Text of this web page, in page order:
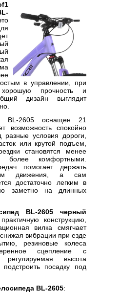
в управлении, при
прочность и
дизайн выглядит
BL-2605 оснащен 21
возможность спокойно
разные условия дороги,
или крутой подъем,
становятся менее
более комфортными.
помогает держать
движения, а сам
достаточно легким в
заметно на длинных
BL-2605 черный
конструкцию,
вилка смягчает
вибрации при езде
резиновые колеса
сцепление с
высота
посадку под
BL-2605: